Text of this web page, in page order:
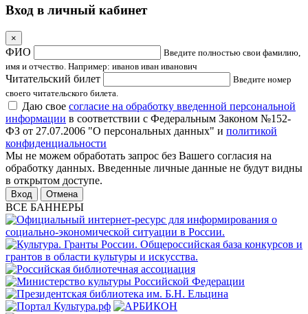
Вход в личный кабинет
×
ФИО
Введите полностью свои фамилию,
имя и отчество. Например: иванов иван иванович
Читательский билет
Введите номер
своего читательского билета.
Даю свое согласие на обработку введенной персональной
информации в соответствии с Федеральным Законом №152-
ФЗ от 27.07.2006 "О персональных данных" и политикой
конфиденциальности
Мы не можем обработать запрос без Вашего согласия на
обработку данных. Введенные личные данные не будут видны
в открытом доступе.
Отмена
ВСЕ БАННЕРЫ